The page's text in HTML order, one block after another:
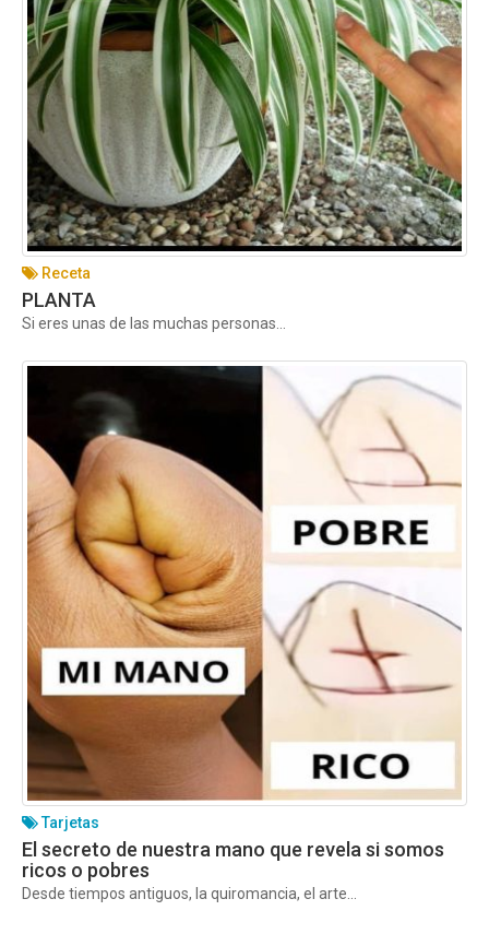
Receta
PLANTA
Si eres unas de las muchas personas...
Tarjetas
El secreto de nuestra mano que revela si somos
ricos o pobres
Desde tiempos antiguos, la quiromancia, el arte...